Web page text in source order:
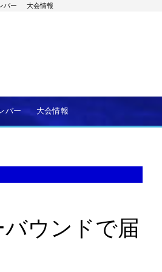
バー 大会情報
バー 大会情報
ウンドで届